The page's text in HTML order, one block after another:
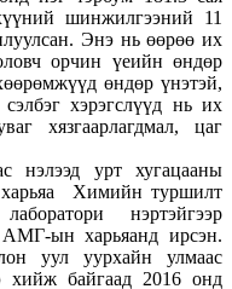
шин­жил­гээ­ний 11
Энэ нь өөрөө их
орчин үеийн өндөр
өндөр үнэтэй,
хэрэгслүүд нь их
хязгаарлагдмал, цаг
нэлээд урт хугацааны
Химийн туршилт
нэртэйгээр
ын харьяанд ирсэн.
уул уурхайн улмаас
хийж байгаад 2016 онд